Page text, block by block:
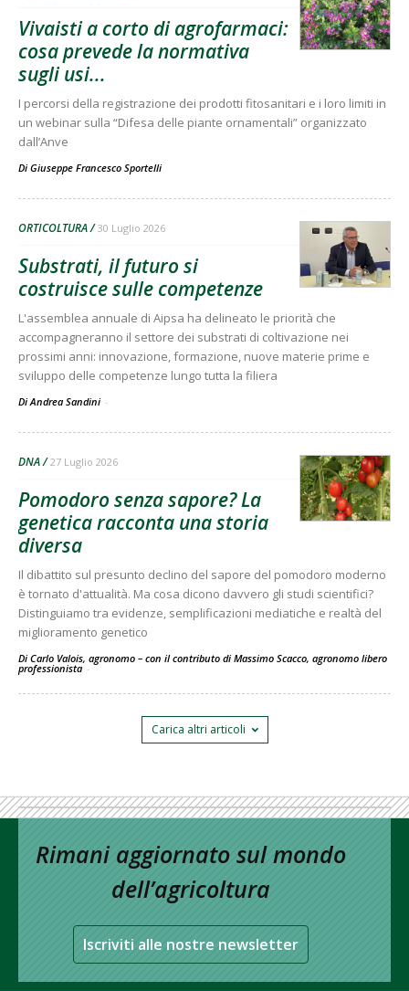
Vivaisti a corto di agrofarmaci:
cosa prevede la normativa
sugli usi...
I percorsi della registrazione dei prodotti fitosanitari e i loro limiti in
un webinar sulla “Difesa delle piante ornamentali” organizzato
dall’Anve
Di Giuseppe Francesco Sportelli
ORTICOLTURA 30 Luglio 2026
Substrati, il futuro si
costruisce sulle competenze
L'assemblea annuale di Aipsa ha delineato le priorità che
accompagneranno il settore dei substrati di coltivazione nei
prossimi anni: innovazione, formazione, nuove materie prime e
sviluppo delle competenze lungo tutta la filiera
Di Andrea Sandini -
DNA 27 Luglio 2026
Pomodoro senza sapore? La
genetica racconta una storia
diversa
Il dibattito sul presunto declino del sapore del pomodoro moderno
è tornato d'attualità. Ma cosa dicono davvero gli studi scientifici?
Distinguiamo tra evidenze, semplificazioni mediatiche e realtà del
miglioramento genetico
Di Carlo Valois, agronomo – con il contributo di Massimo Scacco, agronomo libero
professionista -
Carica altri articoli
Rimani aggiornato sul mondo
dell’agricoltura
Iscriviti alle nostre newsletter